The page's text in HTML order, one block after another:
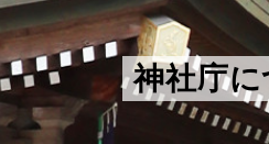
プ
神社庁に